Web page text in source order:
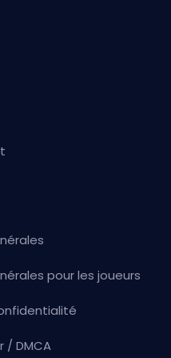
pour les joueurs
/ DMCA